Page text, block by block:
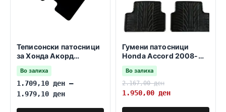
Теписонски патосници
за Хонда Акорд
10.2012 -09.2017
Во залиха
1.709,10 ден –
1.979,10 ден
Гумени патосници
Honda Accord 2008-
2012
Во залиха
2.167,00ден
1.950,00 ден